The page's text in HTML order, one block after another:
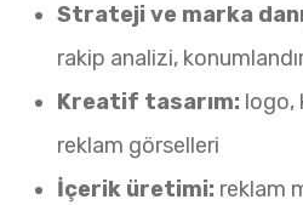
Strateji ve marka
rakip analizi,
Kreatif tasarım: logo,
reklam görselleri
İçerik üretimi: reklam